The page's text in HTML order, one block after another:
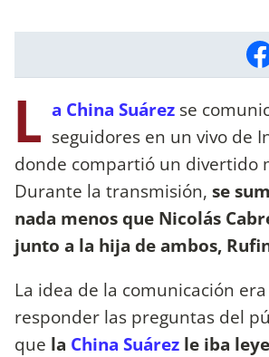
L a China Suárez se
seguidores en un vivo de
donde compartió un divertido
Durante la transmisión, se
nada menos que Nicolás
junto a la hija de ambos,
La idea de la comunicación
responder las preguntas del
que la China Suárez le iba